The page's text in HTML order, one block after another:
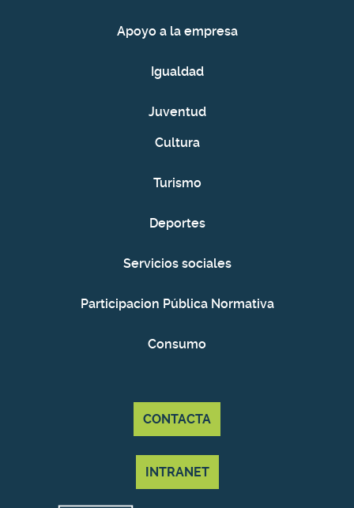
Apoyo a la empresa
Igualdad
Juventud
Cultura
Turismo
Deportes
Servicios sociales
Participacion Pública Normativa
Consumo
CONTACTA
INTRANET